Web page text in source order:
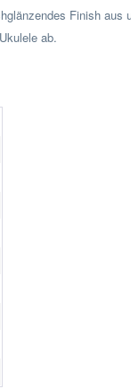
Finish aus
ab.